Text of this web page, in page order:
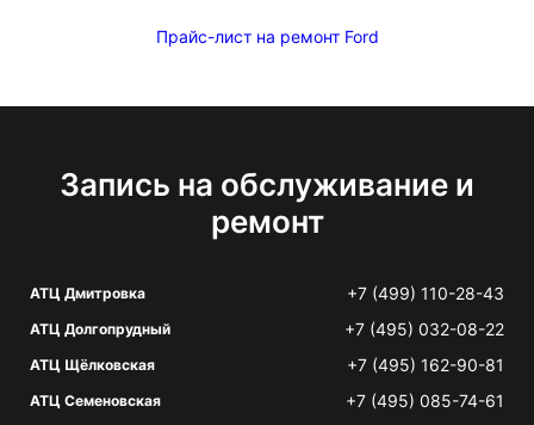
Прайс-лист на ремонт Ford
Запись на обслуживание и
ремонт
АТЦ Дмитровка +7 (499) 110-28-43
АТЦ Долгопрудный +7 (495) 032-08-22
АТЦ Щёлковская +7 (495) 162-90-81
АТЦ Семеновская +7 (495) 085-74-61